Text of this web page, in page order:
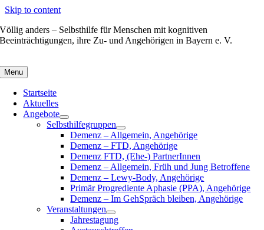
Skip to content
Völlig anders – Selbsthilfe für Menschen mit kognitiven
Beeinträchtigungen, ihre Zu- und Angehörigen in Bayern e. V.
Menu
Startseite
Aktuelles
Angebote
Selbsthilfegruppen
Demenz – Allgemein, Angehörige
Demenz – FTD, Angehörige
Demenz FTD, (Ehe-) PartnerInnen
Demenz – Allgemein, Früh und Jung Betroffene
Demenz – Lewy-Body, Angehörige
Primär Progrediente Aphasie (PPA), Angehörige
Demenz – Im GehSpräch bleiben, Angehörige
Veranstaltungen
Jahrestagung